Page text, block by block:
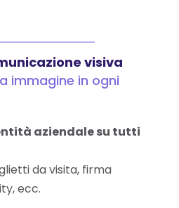
visiva
immagine in ogni
aziendalesu tutti
da visita, firma
ecc.